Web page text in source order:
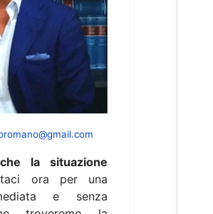
la situazione
ora per una
e senza